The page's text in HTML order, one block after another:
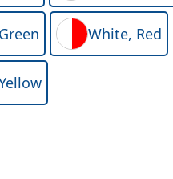
White, Red